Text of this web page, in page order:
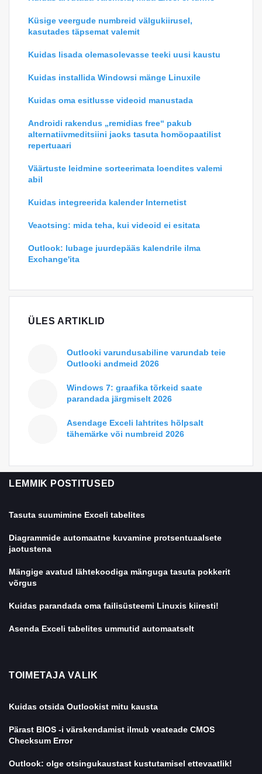
Küsige veergude numbreid välgukiirusel,
kasutades täpsemat valemit
Kuidas lisada olemasolevasse teeki uusi kaustu
Kuidas installida Windowsi mänge Linuxile
Kuidas oma esitlusse videoid manustada
Androidi rakendus „remidias free“ pakub
alternatiivmeditsiini jaoks tasuta homöopaatilist
repertuaari
Väärtuste leidmine sorteerimata loendites valemi
abil
Kuidas integreerida kalender Internetist
Veaotsing: mida teha, kui videoid ei esitata
Outlook: lubage juurdepääs kalendrile ilma
Exchange'ita
ÜLES ARTIKLID
Outlooki varundusabiline varundab teie
Outlooki andmeid 2026
Windows 7: graafika tõrkeid saate
parandada järgmiselt 2026
Asendage Exceli lahtrites hõlpsalt
tähemärke või numbreid 2026
LEMMIK POSTITUSED
Tasuta suumimine Exceli tabelites
Diagrammide automaatne kuvamine protsentuaalsete
jaotustena
Mängige avatud lähtekoodiga mänguga tasuta pokkerit
võrgus
Kuidas parandada oma failisüsteemi Linuxis kiiresti!
Asenda Exceli tabelites ummutid automaatselt
TOIMETAJA VALIK
Kuidas otsida Outlookist mitu kausta
Pärast BIOS -i värskendamist ilmub veateade CMOS
Checksum Error
Outlook: olge otsingukaustast kustutamisel ettevaatlik!